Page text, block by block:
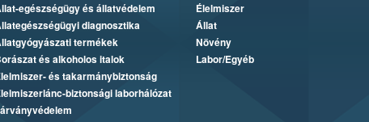
egészségügy és állatvédelem
diagnosztika
termékek
és alkoholos italok
és takarmánybiztonság
biztonsági laborhálózat
Élelmiszer
Állat
Növény
Labor/Egyéb